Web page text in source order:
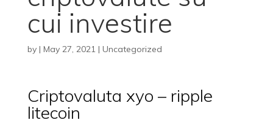
cui investire
by | May 27, 2021| Uncategorized
Criptovaluta xyo – ripple
litecoin